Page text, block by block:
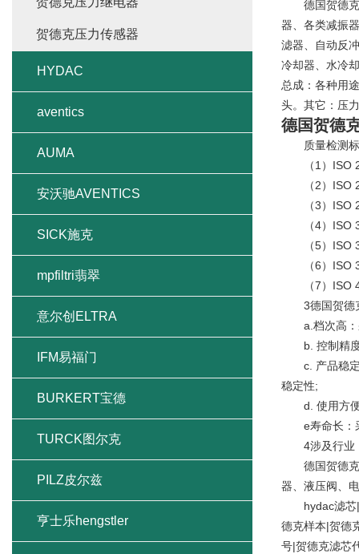
德国贺德克
器、各类减振
滤器、自动反
冷却器、水冷
总成：各种用
头。其它：压
德国贺德
质量检测标
（1）ISO
（2）ISO
（3）ISO
（4）ISO
（5）ISO
（6）ISO
（7）ISO
3德国贺德
a.档次高：采
b. 控制精度
c. 产品稳定
稳定性;
d. 使用方便
e寿命长：采
4涉及行业
德国贺德克
器、液压阀、
hydac滤芯
德克样本|贺德
号|贺德克滤芯
贺德克压力传感器
HYDAC
aventics
AUMA
安沃驰AVENTICS
SICK施克
mpfiltri翡翠
意尔创ELTRA
IFM易福门
BURKERT宝德
TURCK图尔克
PILZ皮尔兹
亨士乐hengstler